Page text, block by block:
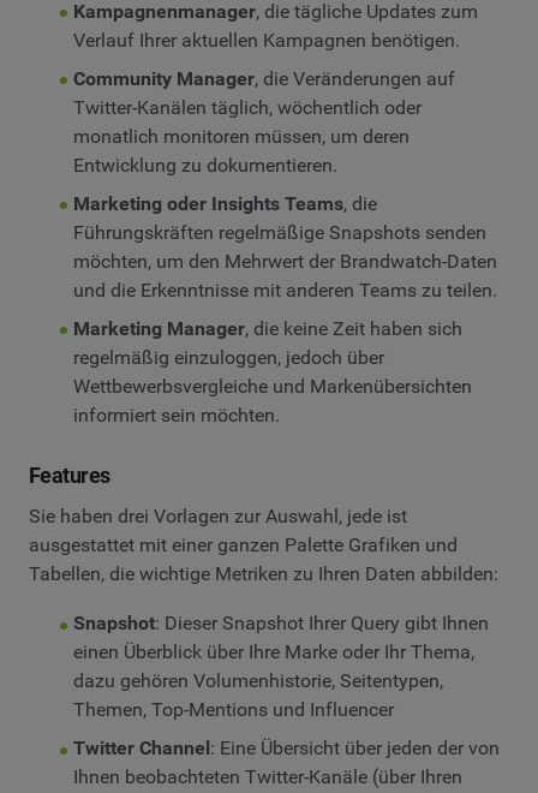
Kampagnenmanager, die tägliche Updates zum
Verlauf Ihrer aktuellen Kampagnen benötigen.
Community Manager, die Veränderungen auf
Twitter-Kanälen täglich, wöchentlich oder
monatlich monitoren müssen, um deren
Entwicklung zu dokumentieren.
Marketing oder Insights Teams, die
Führungskräften regelmäßige Snapshots senden
möchten, um den Mehrwert der Brandwatch-Daten
und die Erkenntnisse mit anderen Teams zu teilen.
Marketing Manager, die keine Zeit haben sich
regelmäßig einzuloggen, jedoch über
Wettbewerbsvergleiche und Markenübersichten
informiert sein möchten.
Features
Sie haben drei Vorlagen zur Auswahl, jede ist
ausgestattet mit einer ganzen Palette Grafiken und
Tabellen, die wichtige Metriken zu Ihren Daten abbilden:
Snapshot: Dieser Snapshot Ihrer Query gibt Ihnen
einen Überblick über Ihre Marke oder Ihr Thema,
dazu gehören Volumenhistorie, Seitentypen,
Themen, Top-Mentions und Influencer
Twitter Channel : Eine Übersicht über jeden der von
Ihnen beobachteten Twitter-Kanäle (über Ihren